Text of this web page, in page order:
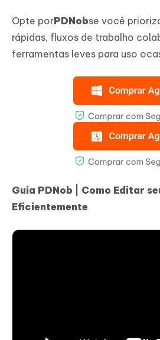
Opte porPDNobse você
rápidas, fluxos de trabalho
ferramentas leves para uso
Guia PDNob | Como Editar
Eficientemente